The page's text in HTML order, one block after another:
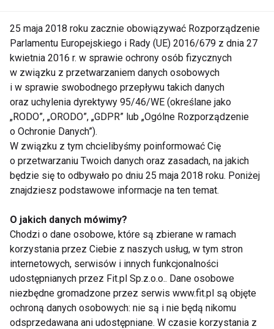
pośladki
ćwiczenia na pośladki
filmy
Ćwiczenia
Nie przegap nowości ze
świata FIT!
Zapisz się do naszego newslettera
Wyrażam zgodę na otrzymywanie informacji
handlowej drogą elektroniczną na podany adres e-mail
przez FIT.PL. Więcej informacji znajdziesz w Polityce
Prywatności.
25 maja 2018 roku zacznie obowiązywać Rozporządzenie
Parlamentu Europejskiego i Rady (UE) 2016/679 z dnia 27
kwietnia 2016 r. w sprawie ochrony osób fizycznych
w związku z przetwarzaniem danych osobowych
i w sprawie swobodnego przepływu takich danych
oraz uchylenia dyrektywy 95/46/WE (określane jako
„RODO”, „ORODO”, „GDPR” lub „Ogólne Rozporządzenie
o Ochronie Danych”).
W związku z tym chcielibyśmy poinformować Cię
o przetwarzaniu Twoich danych oraz zasadach, na jakich
będzie się to odbywało po dniu 25 maja 2018 roku. Poniżej
znajdziesz podstawowe informacje na ten temat.
O jakich danych mówimy?
Chodzi o dane osobowe, które są zbierane w ramach
korzystania przez Ciebie z naszych usług, w tym stron
internetowych, serwisów i innych funkcjonalności
udostępnianych przez Fit.pl Sp.z.o.o.. Dane osobowe
niezbędne gromadzone przez serwis www.fit.pl są objęte
ochroną danych osobowych: nie są i nie będą nikomu
odsprzedawana ani udostępniane. W czasie korzystania z